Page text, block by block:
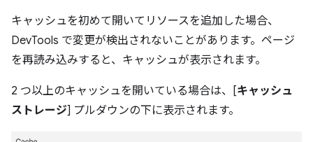
キャッシュを初めて開いてリソースを追加した場合、
DevTools で変更が検出されないことがあります。ページ
を再読み込みすると、キャッシュが表示されます。
2 つ以上のキャッシュを開いている場合は、[キャッシュ
ストレージ] プルダウンの下に表示されます。